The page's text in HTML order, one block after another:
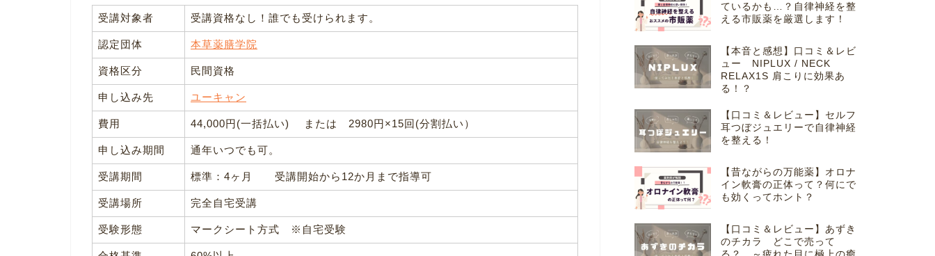
受講対象者 受講資格なし！誰でも受けられます。
認定団体 本草薬膳学院
資格区分 民間資格
申し込み先 ユーキャン
費用 44,000円(一括払い) または 2980円×15回(分割払い）
申し込み期間 通年いつでも可。
受講期間 標準：4ヶ月 受講開始から12か月まで指導可
受講場所 完全自宅受講
受験形態 マークシート方式 ※自宅受験
ているかも…？自律神経を整
える市販薬を厳選します！
【本音と感想】口コミ＆レビ
ュー NIPLUX / NECK
RELAX1S 肩こりに効果あ
る！？
【口コミ＆レビュー】セルフ
耳つぼジュエリーで自律神経
を整える！
【昔ながらの万能薬】オロナ
イン軟膏の正体って？何にで
も効くってホント？
【口コミ＆レビュー】あずき
のチカラ どこで売って